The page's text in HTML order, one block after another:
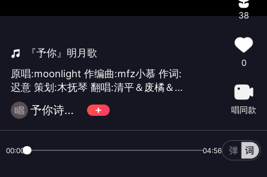
『予你』明月歌
原唱:moonlight 作编曲:mfz小慕 作词:
迟意 策划:木抚琴 翻唱:清平＆废橘＆夜
辰＆浮生梦＆远夏＆阿狄雅娜 和声:阿狄
雅娜＆远夏 和声编写:李星月＆远夏 后
期:远夏 美工:碎夊 出品:予你诗话工作室
予你诗话工作室
38
0
唱同款
00:00 04:56